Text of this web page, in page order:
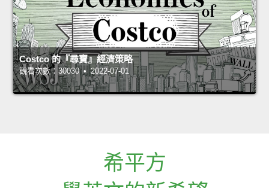
Costco 的『尋寶』經濟策略
觀看次數：30030 • 2022-07-01
希平方